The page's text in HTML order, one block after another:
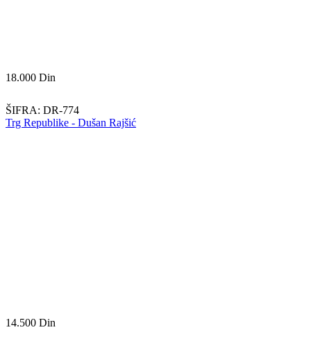
18.000 Din
ŠIFRA: DR-774
Trg Republike - Dušan Rajšić
14.500 Din